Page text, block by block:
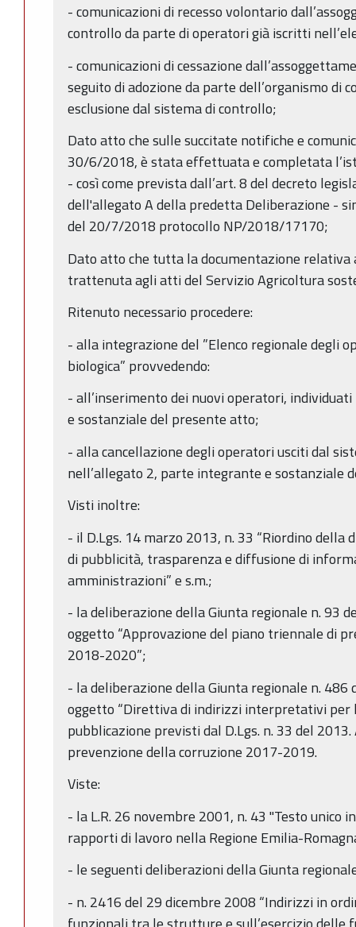
- comunicazioni di recesso volontario
controllo da parte di operatori già iscritti
- comunicazioni di cessazione
seguito di adozione da parte dell’organismo di
esclusione dal sistema di controllo;
Dato atto che sulle succitate notifiche e
30/6/2018, è stata effettuata e completata
- così come prevista dall’art. 8 del decreto
dell'allegato A della predetta Deliberazione -
del 20/7/2018 protocollo NP/2018/17170;
Dato atto che tutta la documentazione
trattenuta agli atti del Servizio Agricoltura
Ritenuto necessario procedere:
- alla integrazione del ”Elenco regionale degli
biologica” provvedendo:
- all’inserimento dei nuovi operatori,
e sostanziale del presente atto;
- alla cancellazione degli operatori usciti dal
nell’allegato 2, parte integrante e sostanziale
Visti inoltre:
- il D.Lgs. 14 marzo 2013, n. 33 “Riordino
di pubblicità, trasparenza e diffusione di
amministrazioni” e s.m.;
- la deliberazione della Giunta regionale n. 93
oggetto “Approvazione del piano triennale di
2018-2020”;
- la deliberazione della Giunta regionale n.
oggetto “Direttiva di indirizzi interpretativi per
pubblicazione previsti dal D.Lgs. n. 33 del
prevenzione della corruzione 2017-2019.
Viste:
- la L.R. 26 novembre 2001, n. 43 "Testo unico
rapporti di lavoro nella Regione Emilia-
- le seguenti deliberazioni della Giunta
- n. 2416 del 29 dicembre 2008 “Indirizzi in